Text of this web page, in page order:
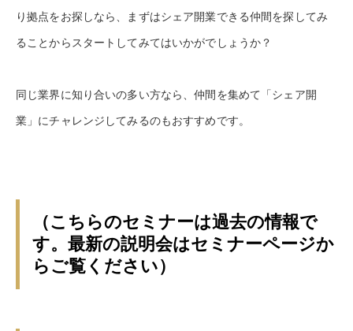
り拠点をお探しなら、まずはシェア開業できる仲間を探してみ
ることからスタートしてみてはいかがでしょうか？
同じ業界に知り合いの多い方なら、仲間を集めて「シェア開
業」にチャレンジしてみるのもおすすめです。
（こちらのセミナーは過去の情報で
す。最新の説明会はセミナーページか
らご覧ください）